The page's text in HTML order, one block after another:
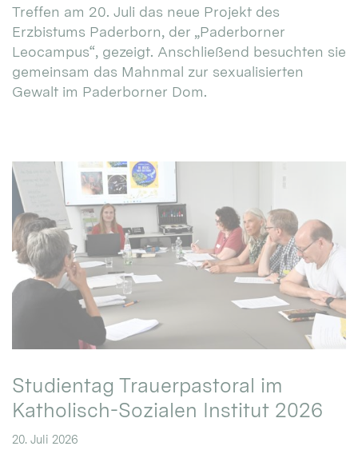
Treffen am 20. Juli das neue Projekt des
Erzbistums Paderborn, der „Paderborner
Leocampus“, gezeigt. Anschließend besuchten sie
gemeinsam das Mahnmal zur sexualisierten
Gewalt im Paderborner Dom.
Studientag Trauerpastoral im
Katholisch-Sozialen Institut 2026
20. Juli 2026